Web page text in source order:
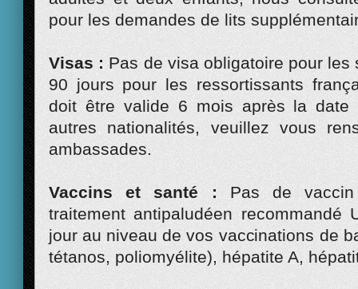
pour les demandes de lits
Visas : Pas de visa obligatoire pour les
90 jours pour les ressortissants
doit être valide 6 mois après la date
autres nationalités, veuillez vous
ambassades.
Vaccins et santé :Pas de
traitement antipaludéen recommandé
jour au niveau de vos vaccinations de
tétanos, poliomyélite), hépatite A,